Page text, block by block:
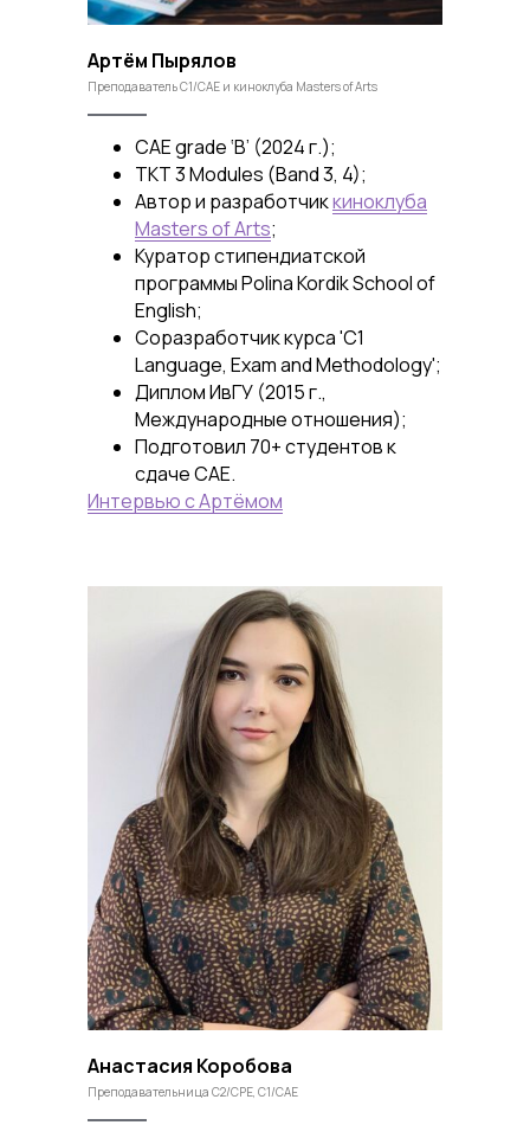
Артём Пырялов
Преподаватель C1/CAE и киноклуба Masters of Arts
CAE grade ‘B’ (2024 г.);
TKT 3 Modules (Band 3, 4);
Автор и разработчиккиноклуба
Masters of Arts;
Куратор стипендиатской
программы Polina Kordik School of
English;
Соразработчик курса 'C1
Language, Exam and Methodology';
Диплом ИвГУ (2015 г.,
Международные отношения);
Подготовил 70+ студентов к
сдаче CAE.
Интервью с Артёмом
Анастасия Коробова
Преподавательница C2/CPE, C1/CAE